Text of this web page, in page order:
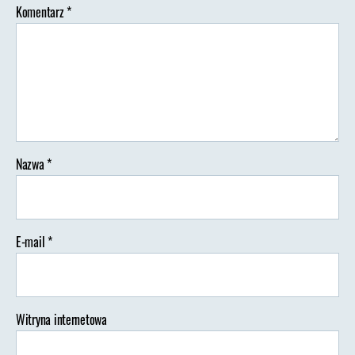
Komentarz*
Nazwa*
E-mail*
Witryna internetowa